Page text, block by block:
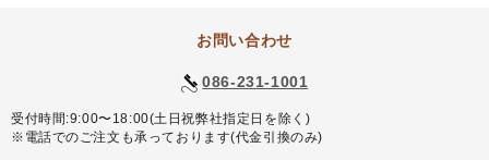
お問い合わせ
086-231-1001
受付時間:9:00〜18:00(土日祝弊社指定日を除く)
※電話でのご注文も承っております(代金引換のみ)